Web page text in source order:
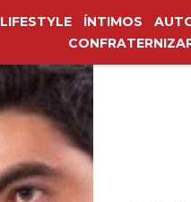
LIFESTYLE ÍNTIMOS